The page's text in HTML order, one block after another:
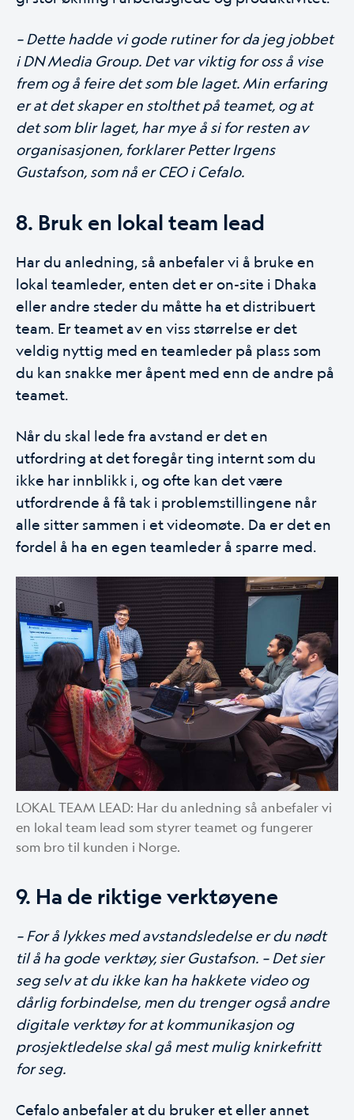
– Dette hadde vi gode rutiner for da jeg jobbet
i DN Media Group. Det var viktig for oss å vise
frem og å feire det som ble laget. Min erfaring
er at det skaper en stolthet på teamet, og at
det som blir laget, har mye å si for resten av
organisasjonen, forklarer Petter Irgens
Gustafson, som nå er CEO i Cefalo.
8. Bruk en lokal team lead
Har du anledning, så anbefaler vi å bruke en
lokal teamleder, enten det er on-site i Dhaka
eller andre steder du måtte ha et distribuert
team. Er teamet av en viss størrelse er det
veldig nyttig med en teamleder på plass som
du kan snakke mer åpent med enn de andre på
teamet.
Når du skal lede fra avstand er det en
utfordring at det foregår ting internt som du
ikke har innblikk i, og ofte kan det være
utfordrende å få tak i problemstillingene når
alle sitter sammen i et videomøte. Da er det en
fordel å ha en egen teamleder å sparre med.
LOKAL TEAM LEAD: Har du anledning så anbefaler vi
en lokal team lead som styrer teamet og fungerer
som bro til kunden i Norge.
9. Ha de riktige verktøyene
– For å lykkes med avstandsledelse er du nødt
til å ha gode verktøy, sier Gustafson. – Det sier
seg selv at du ikke kan ha hakkete video og
dårlig forbindelse, men du trenger også andre
digitale verktøy for at kommunikasjon og
prosjektledelse skal gå mest mulig knirkefritt
for seg.
Cefalo anbefaler at du bruker et eller annet